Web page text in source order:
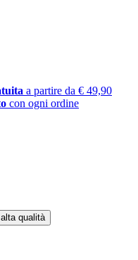
a partire da € 49,90
con ogni ordine